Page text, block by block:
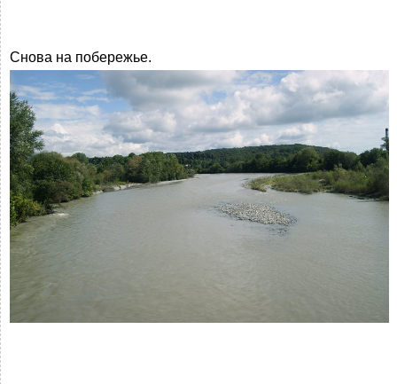
Снова на побережье.